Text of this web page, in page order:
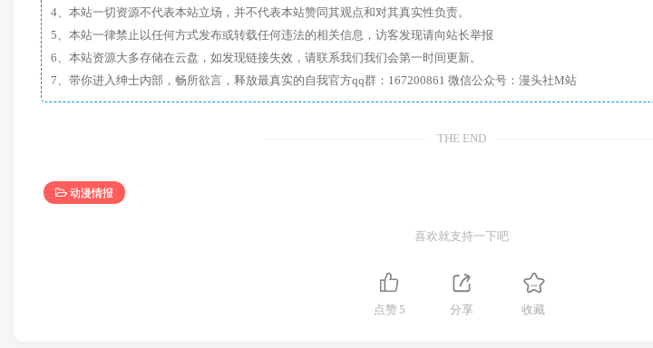
4、本站一切资源不代表本站立场，并不代表本站赞同其观点和对其真实性负责。
5、本站一律禁止以任何方式发布或转载任何违法的相关信息，访客发现请向站长举报
6、本站资源大多存储在云盘，如发现链接失效，请联系我们我们会第一时间更新。
7、带你进入绅士内部，畅所欲言，释放最真实的自我官方qq群：167200861 微信公众号：漫头社M站
THE END
动漫情报
喜欢就支持一下吧
点赞 5 分享 收藏